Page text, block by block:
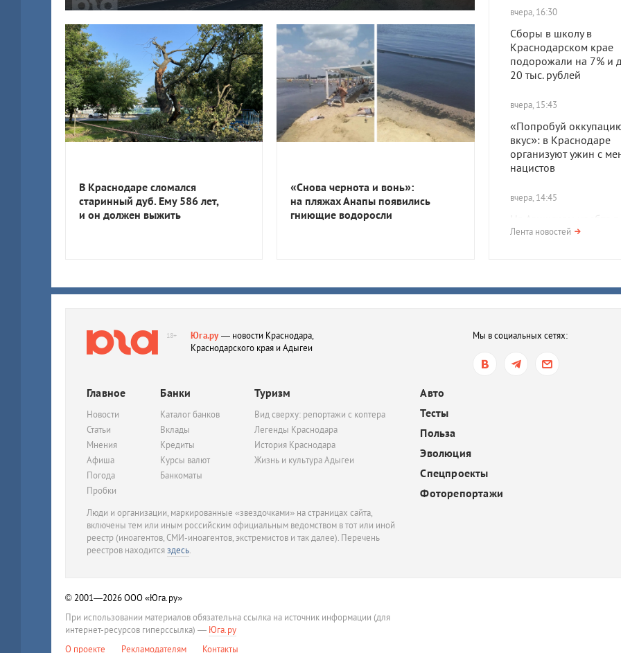
вчера, 16:30
Сборы в школу в
Краснодарском крае
подорожали на 7% и
20 тыс. рублей
вчера, 15:43
«Попробуй
вкус»: в Краснодаре
организуют ужин с
нацистов
вчера, 14:45
На Азишском хребте в
нашли поселение
В Тихорецке мать
продолжить терапию
вчера, 14:04
Лента новостей
В Краснодаре сломался
старинный дуб. Ему 586 лет,
и он должен выжить
«Снова чернота и вонь»:
на пляжах Анапы появились
гниющие водоросли
18+ Юга.ру— новости Краснодара,
Краснодарского края и Адыгеи
Мы в социальных сетях:
Главное
Новости
Статьи
Мнения
Афиша
Погода
Пробки
Банки
Каталог банков
Вклады
Кредиты
Курсы валют
Банкоматы
Туризм
Вид сверху: репортажи с коптера
Легенды Краснодара
История Краснодара
Жизнь и культура Адыгеи
Авто
Тесты
Польза
Эволюция
Спецпроекты
Фоторепортажи
Люди и организации, маркированные «звездочками» на страницах сайта,
включены тем или иным российским официальным ведомством в тот или иной
реестр (иноагентов, СМИ-иноагентов, экстремистов и так далее). Перечень
реестров находитсяздесь.
© 2001—2026ООО «Юга.ру»
При использовании материалов обязательна ссылка на источник информации (для
интернет-ресурсов гиперссылка) — Юга.ру
О проекте
Рекламодателям Контакты